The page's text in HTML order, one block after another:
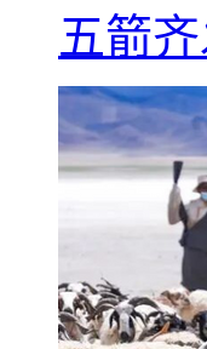
五箭